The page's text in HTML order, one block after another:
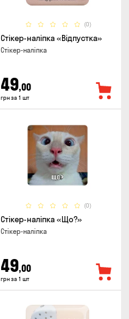
(0)
Стікер-наліпка «Відпустка»
Стікер-наліпка
49,00
грн за 1 шт
(0)
Стікер-наліпка «Що?»
Стікер-наліпка
49,00
грн за 1 шт